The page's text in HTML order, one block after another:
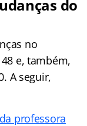
do
no
e, também,
A seguir,
professora